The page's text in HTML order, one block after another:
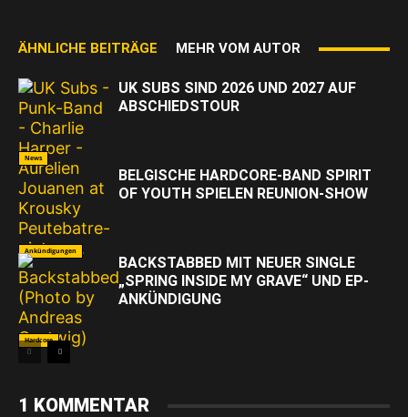
ÄHNLICHE BEITRÄGE MEHR VOM AUTOR
Ankündigungen
UK SUBS SIND 2026 UND 2027 AUF
ABSCHIEDSTOUR
News
BELGISCHE HARDCORE-BAND SPIRIT
OF YOUTH SPIELEN REUNION-SHOW
Hardcore
BACKSTABBED MIT NEUER SINGLE
„SPRING INSIDE MY GRAVE“ UND EP-
ANKÜNDIGUNG
1 KOMMENTAR